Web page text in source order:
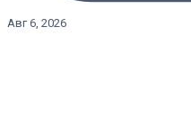
Авг 6, 2026